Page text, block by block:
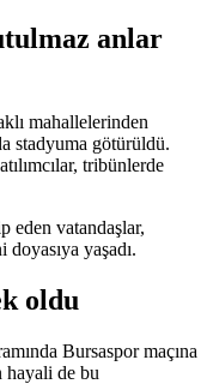
anlar
mahallelerinden
stadyuma götürüldü.
tribünlerde
eden vatandaşlar,
yaşadı.
oldu
Bursaspor maçına
hayali de bu